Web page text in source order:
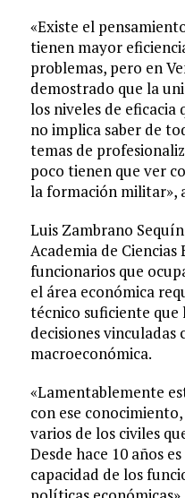
«Existe el
tienen mayor
problemas, pero en
demostrado que la
los niveles de eficacia
no implica saber de
temas de
poco tienen que ver
la formación militar»,
Luis Zambrano
Academia de Ciencias
funcionarios que
el área económica
técnico suficiente
decisiones
macroeconómica.
«Lamentablemente
con ese
varios de los civiles
Desde hace 10 años
capacidad de los